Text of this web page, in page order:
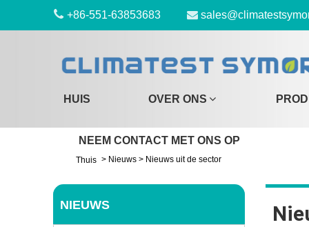
+86-551-63853683
HUIS OVER ONS
NEEM CONTACT MET ONS OP
Thuis > Nieuws > Nieuws uit de sector
NIEUWS